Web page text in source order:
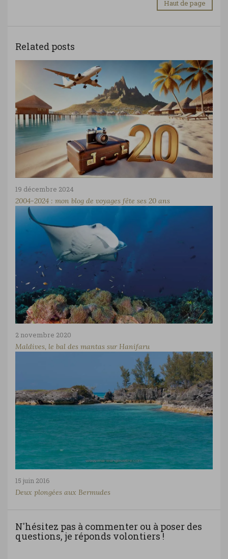
Haut de page
Related posts
19 décembre 2024
2004-2024 : mon blog de voyages fête ses 20 ans
2 novembre 2020
Maldives, le bal des mantas sur Hanifaru
15 juin 2016
Deux plongées aux Bermudes
N'hésitez pas à commenter ou à poser des
questions, je réponds volontiers !